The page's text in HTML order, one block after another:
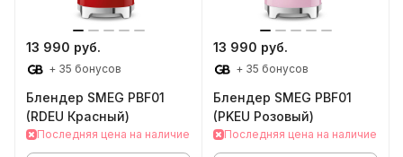
13 990 руб.
+ 35 бонусов
Блендер SMEG PBF01
(RDEU Красный)
Последняя цена на наличие
13 990 руб.
+ 35 бонусов
Блендер SMEG PBF01
(PKEU Розовый)
Последняя цена на наличие